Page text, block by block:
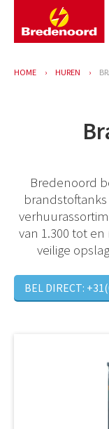
HOME HUREN
Bredenoord
van 1.300 tot
veilige
BEL DIRECT: